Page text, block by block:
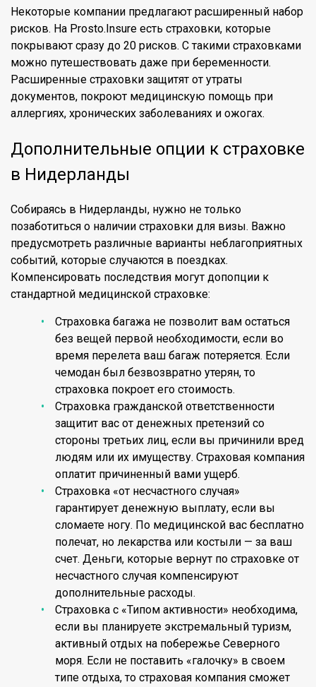
Некоторые компании предлагают расширенный набор
рисков. На Prosto.Insure есть страховки, которые
покрывают сразу до 20 рисков. С такими страховками
можно путешествовать даже при беременности.
Расширенные страховки защитят от утраты
документов, покроют медицинскую помощь при
аллергиях, хронических заболеваниях и ожогах.
Дополнительные опции к страховке
в Нидерланды
Собираясь в Нидерланды, нужно не только
позаботиться о наличии страховки для визы. Важно
предусмотреть различные варианты неблагоприятных
событий, которые случаются в поездках.
Компенсировать последствия могут допопции к
стандартной медицинской страховке:
Страховка багажа не позволит вам остаться
без вещей первой необходимости, если во
время перелета ваш багаж потеряется. Если
чемодан был безвозвратно утерян, то
страховка покроет его стоимость.
Страховка гражданской ответственности
защитит вас от денежных претензий со
стороны третьих лиц, если вы причинили вред
людям или их имуществу. Страховая компания
оплатит причиненный вами ущерб.
Страховка «от несчастного случая»
гарантирует денежную выплату, если вы
сломаете ногу. По медицинской вас бесплатно
полечат, но лекарства или костыли — за ваш
счет. Деньги, которые вернут по страховке от
несчастного случая компенсируют
дополнительные расходы.
Страховка с «Типом активности» необходима,
если вы планируете экстремальный туризм,
активный отдых на побережье Северного
моря. Если не поставить «галочку» в своем
типе отдыха, то страховая компания сможет